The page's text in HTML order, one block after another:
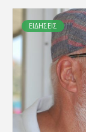
ΕΙΔΗΣΕΙΣ